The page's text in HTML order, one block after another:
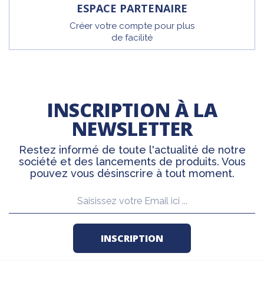
ESPACE PARTENAIRE
Créer votre compte pour plus
de facilité
INSCRIPTION À LA
NEWSLETTER
Restez informé de toute l'actualité de notre
société et des lancements de produits. Vous
pouvez vous désinscrire à tout moment.